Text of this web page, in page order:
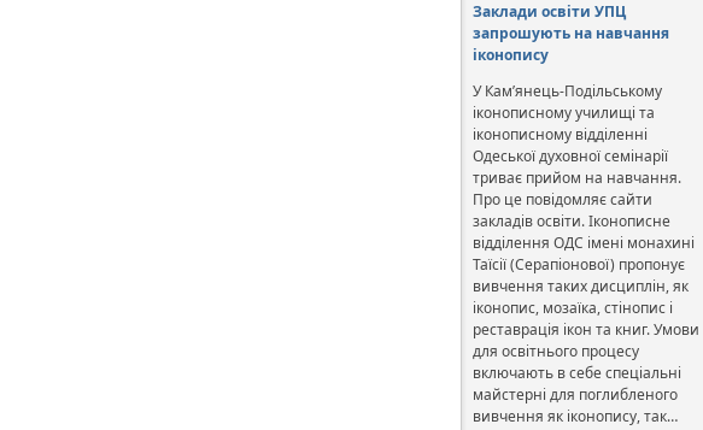
Заклади освіти УПЦ
запрошують на навчання
іконопису
У Кам’янець-Подільському
іконописному училищі та
іконописному відділенні
Одеської духовної семінарії
триває прийом на навчання.
Про це повідомляє сайти
закладів освіти. Іконописне
відділення ОДС імені монахині
Таїсії (Серапіонової) пропонує
вивчення таких дисциплін, як
іконопис, мозаїка, стінопис і
реставрація ікон та книг. Умови
для освітнього процесу
включають в себе спеціальні
майстерні для поглибленого
вивчення як іконопису, так…